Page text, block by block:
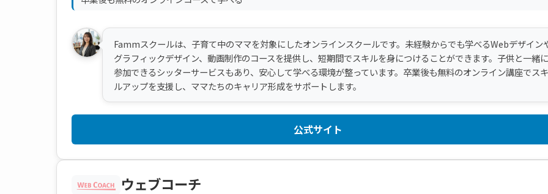
Fammスクールは、子育て中のママを対象にしたオンラインスクールです。未経験からでも学べるWebデザイン
グラフィックデザイン、動画制作のコースを提供し、短期間でスキルを身につけることができます。子供と一緒に
参加できるシッターサービスもあり、安心して学べる環境が整っています。卒業後も無料のオンライン講座でスキ
ルアップを支援し、ママたちのキャリア形成をサポートします。
公式サイト
ウェブコーチ